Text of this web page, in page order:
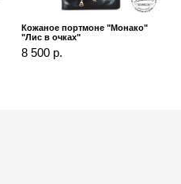
Кожаное портмоне "Монако"
"Лис в очках"
8 500 р.